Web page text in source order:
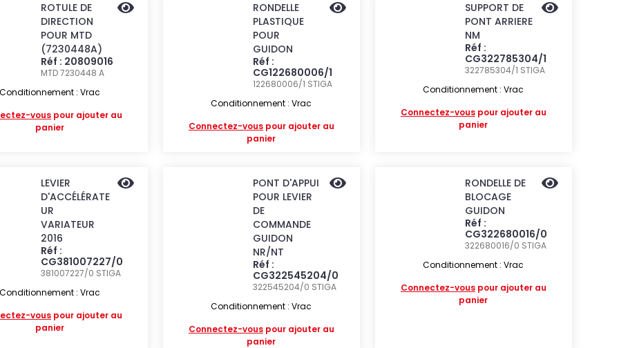
ROTULE DE
DIRECTION
POUR MTD
(7230448A)
Réf : 20809016
MTD 7230448 A
: Vrac
vous pour ajouter au
panier
RONDELLE
PLASTIQUE
POUR
GUIDON
Réf :
CG122680006/1
122680006/1 STIGA
Conditionnement : Vrac
Connectez-vouspour ajouter au
panier
SUPPORT DE
PONT ARRIERE
NM
Réf :
CG322785304/1
322785304/1 STIGA
Conditionnement : Vrac
Connectez-vouspour ajouter au
panier
LEVIER
D'ACCÉLÉRATE
UR
VARIATEUR
2016
Réf :
CG381007227/0
381007227/0 STIGA
: Vrac
vous pour ajouter au
panier
PONT D'APPUI
POUR LEVIER
DE
COMMANDE
GUIDON
NR/NT
Réf :
CG322545204/0
322545204/0 STIGA
Conditionnement : Vrac
Connectez-vouspour ajouter au
panier
RONDELLE DE
BLOCAGE
GUIDON
Réf :
CG322680016/0
322680016/0 STIGA
Conditionnement : Vrac
Connectez-vouspour ajouter au
panier